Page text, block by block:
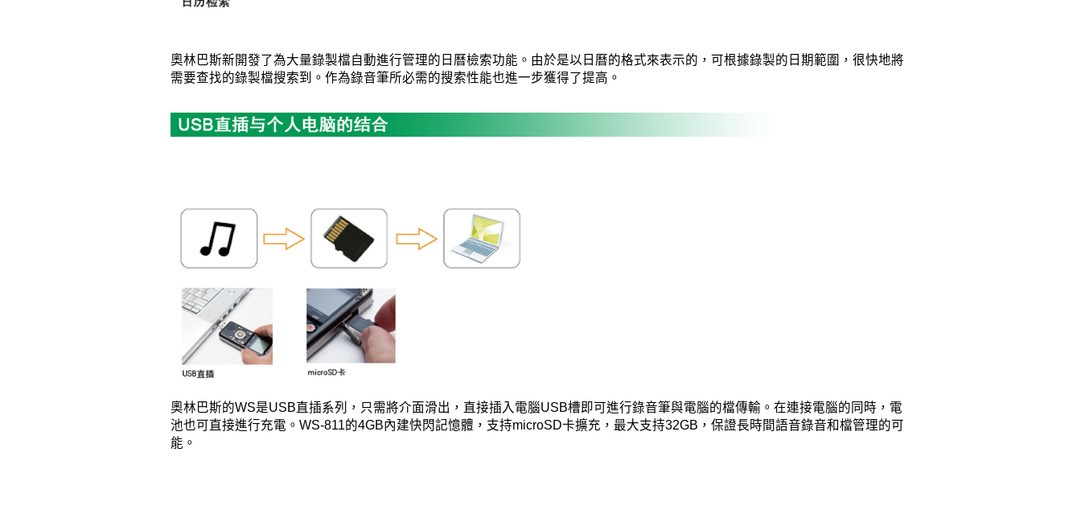
奧林巴斯新開發了為大量錄製檔自動進行管理的日曆檢索功能。由於是以日曆的格式來表示的，可根據錄製的日期範圍，很快地將
需要查找的錄製檔搜索到。作為錄音筆所必需的搜索性能也進一步獲得了提高。
奧林巴斯的WS是USB直插系列，只需將介面滑出，直接插入電腦USB槽即可進行錄音筆與電腦的檔傳輸。在連接電腦的同時，電
池也可直接進行充電。WS-811的4GB內建快閃記憶體，支持microSD卡擴充，最大支持32GB，保證長時間語音錄音和檔管理的可
能。